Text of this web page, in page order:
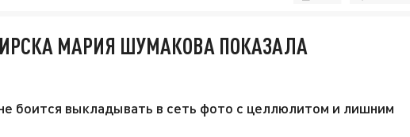
МАРИЯ ШУМАКОВА ПОКАЗАЛА
боится выкладывать в сеть фото с целлюлитом и лишним